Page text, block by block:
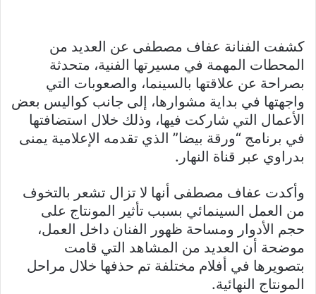
كشفت الفنانة عفاف مصطفى عن العديد من
المحطات المهمة في مسيرتها الفنية، متحدثة
بصراحة عن علاقتها بالسينما، والصعوبات التي
واجهتها في بداية مشوارها، إلى جانب كواليس بعض
الأعمال التي شاركت فيها، وذلك خلال استضافتها
في برنامج “ورقة بيضا” الذي تقدمه الإعلامية يمنى
بدراوي عبر قناة النهار.
وأكدت عفاف مصطفى أنها لا تزال تشعر بالتخوف
من العمل السينمائي بسبب تأثير المونتاج على
حجم الأدوار ومساحة ظهور الفنان داخل العمل،
موضحة أن العديد من المشاهد التي قامت
بتصويرها في أفلام مختلفة تم حذفها خلال مراحل
المونتاج النهائية.